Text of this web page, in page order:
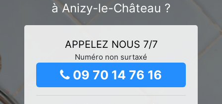
à Anizy-le-Château ?
APPELEZ NOUS 7/7
Numéro non surtaxé
09 70 14 76 16